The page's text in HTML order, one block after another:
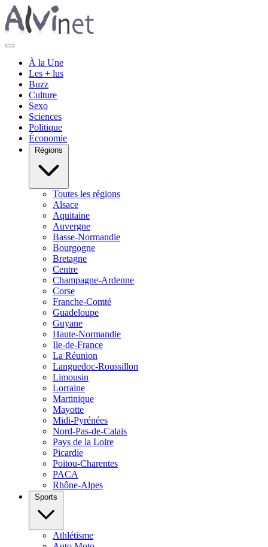
À la Une
Les + lus
Buzz
Culture
Sexo
Sciences
Politique
Économie
Régions
Toutes les régions
Alsace
Aquitaine
Auvergne
Basse-Normandie
Bourgogne
Bretagne
Centre
Champagne-Ardenne
Corse
Franche-Comté
Guadeloupe
Guyane
Haute-Normandie
Ile-de-France
La Réunion
Languedoc-Roussillon
Limousin
Lorraine
Martinique
Mayotte
Midi-Pyrénées
Nord-Pas-de-Calais
Pays de la Loire
Picardie
Poitou-Charentes
PACA
Rhône-Alpes
Sports
Athlétisme